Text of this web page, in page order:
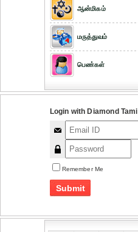
ஆன்மிகம்
மருத்துவம்
பெண்கள்
Login with Diamond Tamil
Remember Me